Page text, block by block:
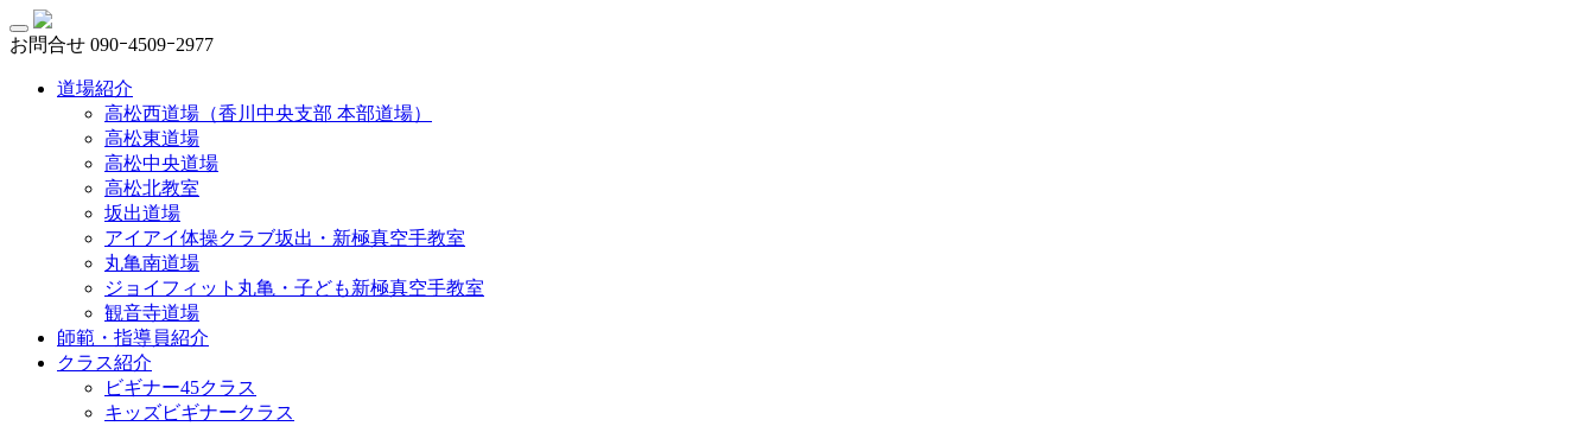
お問合せ 090ｰ4509ｰ2977
道場紹介
高松西道場（香川中央支部 本部道場）
高松東道場
高松中央道場
高松北教室
坂出道場
アイアイ体操クラブ坂出・新極真空手教室
丸亀南道場
ジョイフィット丸亀・子ども新極真空手教室
観音寺道場
師範・指導員紹介
クラス紹介
ビギナー45クラス
キッズビギナークラス